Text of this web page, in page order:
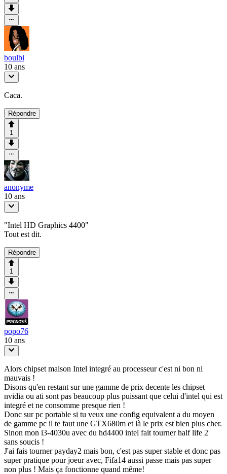
boulbi
10 ans
Caca.
Répondre
1
anonyme
10 ans
"Intel HD Graphics 4400"
Tout est dit.
Répondre
1
popo76
10 ans
Alors chipset maison Intel integré au processeur c'est ni bon ni
mauvais !
Disons qu'en restant sur une gamme de prix decente les chipset
nvidia ou ati sont pas beaucoup plus puissant que celui d'intel qui est
integré et ne consomme presque rien !
Donc sur pc portable si tu veux une config equivalent a du moyen
de gamme pc il te faut une GTX680m et là le prix est bien plus cher.
Sinon mon i3-4030u avec du hd4400 intel fait tourner half life 2
sans soucis !
J'ai fais tourner payday2 mais bon, c'est pas super stable et donc pas
super pratique pour joeur avec, Fifa14 aussi passe mais pas super
non plus ! Mais ça fonctionne quand même!